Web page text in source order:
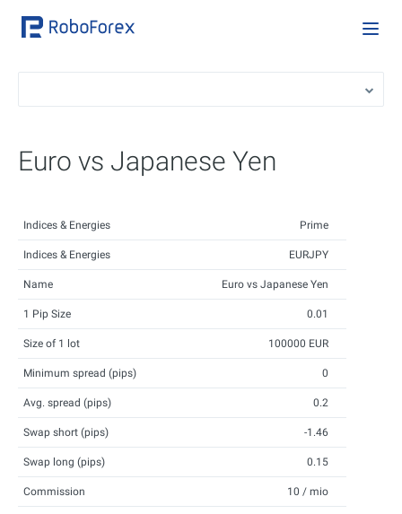
Euro vs Japanese Yen
Indices & Energies Prime
Indices & Energies EURJPY
Name Euro vs Japanese Yen
1 Pip Size 0.01
Size of 1 lot 100000 EUR
Minimum spread (pips) 0
Avg. spread (pips) 0.2
Swap short (pips) -1.46
Swap long (pips) 0.15
Commission 10 / mio